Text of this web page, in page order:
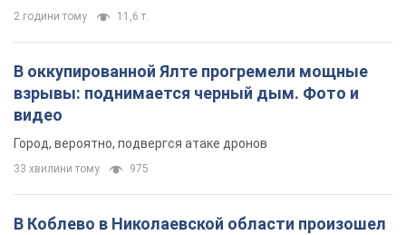
2 години тому 11,6 т.
В оккупированной Ялте прогремели мощные
взрывы: поднимается черный дым. Фото и
видео
Город, вероятно, подвергся атаке дронов
33 хвилини тому 975
В Коблево в Николаевской области произошел